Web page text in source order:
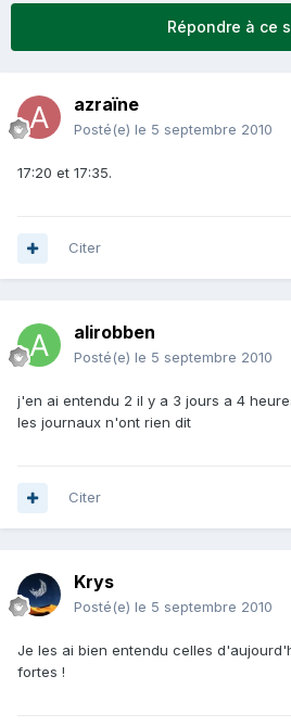
Répondre à ce
azraïne
Posté(e) le 5 septembre 2010
17:20 et 17:35.
Citer
alirobben
Posté(e) le 5 septembre 2010
j'en ai entendu 2 il y a 3 jours a 4
les journaux n'ont rien dit
Citer
Krys
Posté(e) le 5 septembre 2010
Je les ai bien entendu celles
fortes !